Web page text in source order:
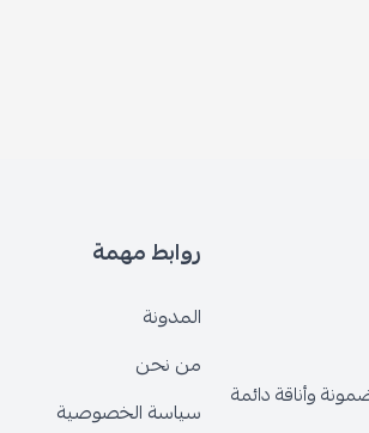
وأناقة دائمة
روابط مهمة
المدونة
من نحن
سياسة الخصوصية